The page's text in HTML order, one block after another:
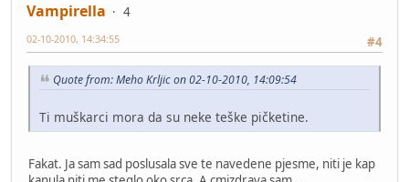
Vampirella
4
#4
02-10-2010, 14:34:55
Quote from: Meho Krljic on 02-10-2010, 14:09:54
Ti muškarci mora da su neke teške pičketine.
Fakat. Ja sam sad poslusala sve te navedene pjesme, niti je kap